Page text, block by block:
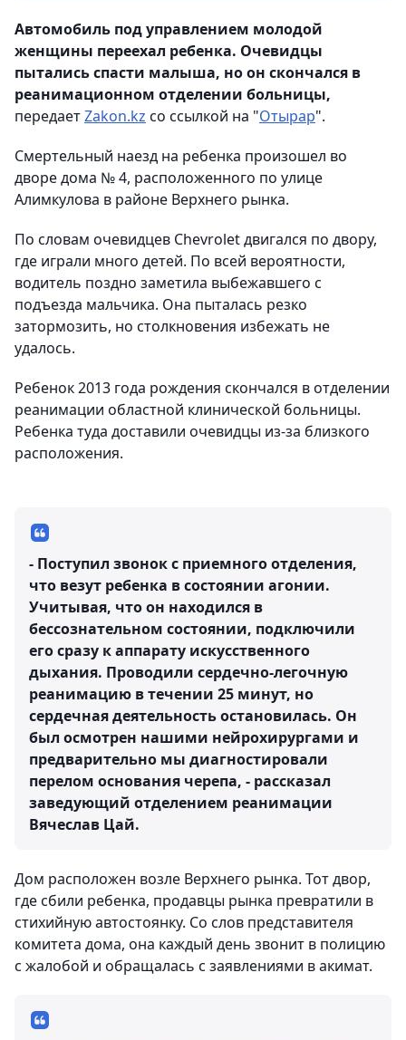
Автомобиль под управлением молодой
женщины переехал ребенка. Очевидцы
пытались спасти малыша, но он скончался в
реанимационном отделении больницы,
передаетZakon.kz со ссылкой на "Отырар".
Смертельный наезд на ребенка произошел во
дворе дома № 4, расположенного по улице
Алимкулова в районе Верхнего рынка.
По словам очевидцев Chevrolet двигался по двору,
где играли много детей. По всей вероятности,
водитель поздно заметила выбежавшего с
подъезда мальчика. Она пыталась резко
затормозить, но столкновения избежать не
удалось.
Ребенок 2013 года рождения скончался в отделении
реанимации областной клинической больницы.
Ребенка туда доставили очевидцы из-за близкого
расположения.
- Поступил звонок с приемного отделения,
что везут ребенка в состоянии агонии.
Учитывая, что он находился в
бессознательном состоянии, подключили
его сразу к аппарату искусственного
дыхания. Проводили сердечно-легочную
реанимацию в течении 25 минут, но
сердечная деятельность остановилась. Он
был осмотрен нашими нейрохирургами и
предварительно мы диагностировали
перелом основания черепа, - рассказал
заведующий отделением реанимации
Вячеслав Цай.
Дом расположен возле Верхнего рынка. Тот двор,
где сбили ребенка, продавцы рынка превратили в
стихийную автостоянку. Со слов представителя
комитета дома, она каждый день звонит в полицию
с жалобой и обращалась с заявлениями в акимат.